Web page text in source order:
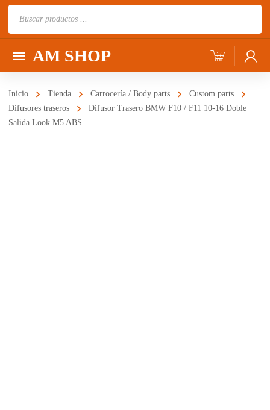
AM SHOP
Inicio Tienda Carrocería / Body parts
Custom parts
Difusores traseros
Difusor Trasero BMW F10 / F11 10-16 Doble
Salida Look M5 ABS